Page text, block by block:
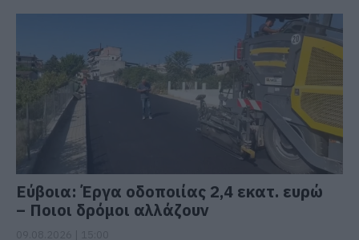
Εύβοια: Έργα οδοποιίας 2,4 εκατ. ευρώ
– Ποιοι δρόμοι αλλάζουν